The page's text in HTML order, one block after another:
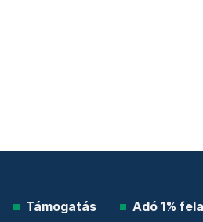
Támogatás Adó 1%